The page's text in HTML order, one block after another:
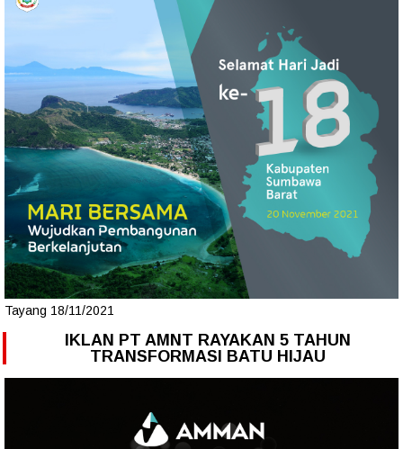
Tayang 18/11/2021
IKLAN PT AMNT RAYAKAN 5 TAHUN
TRANSFORMASI BATU HIJAU